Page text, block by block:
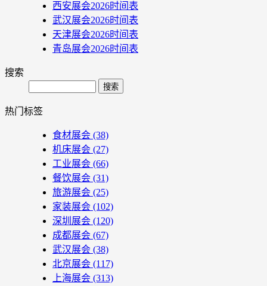
西安展会2026时间表
武汉展会2026时间表
天津展会2026时间表
青岛展会2026时间表
搜索
Search
热门标签
食材展会 (38)
机床展会 (27)
工业展会 (66)
餐饮展会 (31)
旅游展会 (25)
家装展会 (102)
深圳展会 (120)
成都展会 (67)
武汉展会 (38)
北京展会 (117)
上海展会 (313)